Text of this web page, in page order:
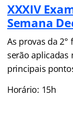
XXXIV
Semana
As provas da 2°
serão aplicadas
principais
Horário: 15h